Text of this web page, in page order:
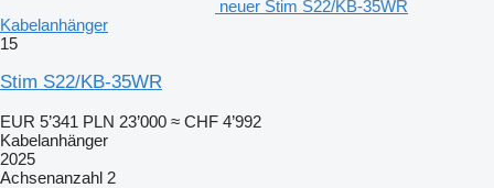
neuer Stim S22/KB-35WR
Kabelanhänger
15
Stim S22/KB-35WR
EUR 5’341 PLN 23’000 ≈ CHF 4’992
Kabelanhänger
2025
Achsenanzahl 2